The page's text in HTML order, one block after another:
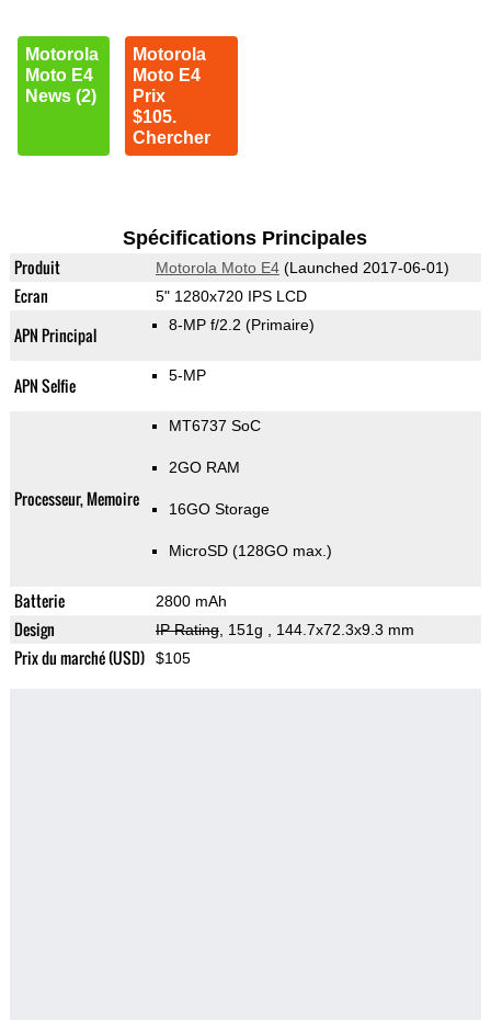
Motorola
Moto E4
News (2)
Motorola
Moto E4
Prix
$105.
Chercher
Spécifications Principales
Produit Motorola Moto E4(Launched 2017-06-01)
Ecran 5" 1280x720 IPS LCD
APN Principal 8-MP f/2.2 (Primaire)
APN Selfie 5-MP
Processeur, Memoire
MT6737 SoC
2GO RAM
16GO Storage
MicroSD (128GO max.)
Batterie 2800 mAh
Design IP Rating, 151g , 144.7x72.3x9.3 mm
Prix du marché (USD) $105